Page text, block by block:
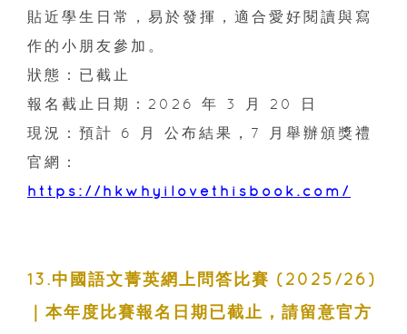
貼近學生日常，易於發揮，適合愛好閱讀與寫
作的小朋友參加。
狀態：已截止
報名截止日期：2026 年 3 月 20 日
現況：預計 6 月 公布結果，7 月舉辦頒獎禮
官網：
https://hkwhyilovethisbook.com/
13.中國語文菁英網上問答比賽 (2025/26)
｜本年度比賽報名日期已截止，請留意官方